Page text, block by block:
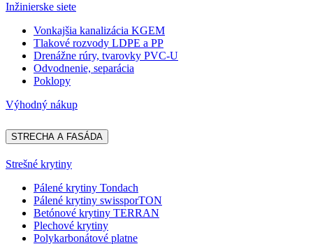
Inžinierske siete
Vonkajšia kanalizácia KGEM
Tlakové rozvody LDPE a PP
Drenážne rúry, tvarovky PVC-U
Odvodnenie, separácia
Poklopy
Výhodný nákup
STRECHA A FASÁDA
Strešné krytiny
Pálené krytiny Tondach
Pálené krytiny swissporTON
Betónové krytiny TERRAN
Plechové krytiny
Polykarbonátové platne